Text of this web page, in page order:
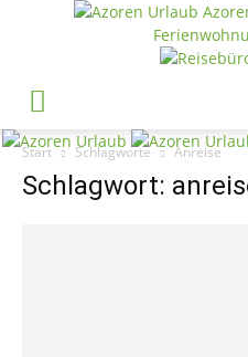
Start Schlagworte Anreise
Schlagwort: